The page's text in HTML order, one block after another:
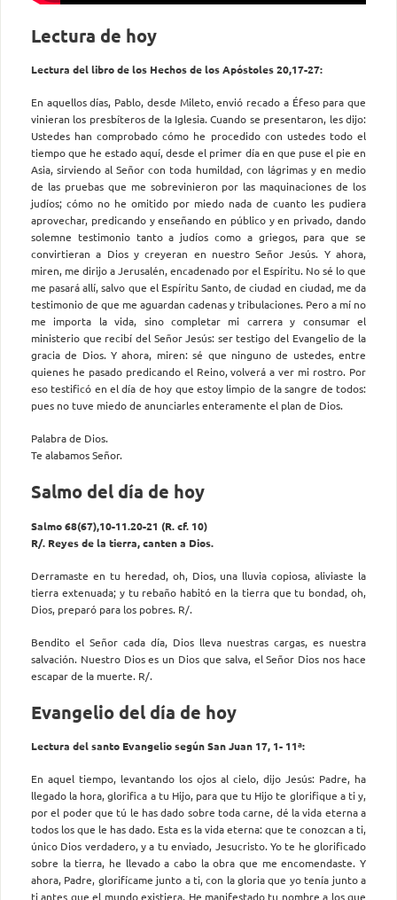
Lectura de hoy
Lectura del libro de los Hechos de los Apóstoles 20,17-27:
En aquellos días, Pablo, desde Mileto, envió recado a Éfeso para que
vinieran los presbíteros de la Iglesia. Cuando se presentaron, les dijo:
Ustedes han comprobado cómo he procedido con ustedes todo el
tiempo que he estado aquí, desde el primer día en que puse el pie en
Asia, sirviendo al Señor con toda humildad, con lágrimas y en medio
de las pruebas que me sobrevinieron por las maquinaciones de los
judíos; cómo no he omitido por miedo nada de cuanto les pudiera
aprovechar, predicando y enseñando en público y en privado, dando
solemne testimonio tanto a judíos como a griegos, para que se
convirtieran a Dios y creyeran en nuestro Señor Jesús. Y ahora,
miren, me dirijo a Jerusalén, encadenado por el Espíritu. No sé lo que
me pasará allí, salvo que el Espíritu Santo, de ciudad en ciudad, me da
testimonio de que me aguardan cadenas y tribulaciones. Pero a mí no
me importa la vida, sino completar mi carrera y consumar el
ministerio que recibí del Señor Jesús: ser testigo del Evangelio de la
gracia de Dios. Y ahora, miren: sé que ninguno de ustedes, entre
quienes he pasado predicando el Reino, volverá a ver mi rostro. Por
eso testificó en el día de hoy que estoy limpio de la sangre de todos:
pues no tuve miedo de anunciarles enteramente el plan de Dios.
Palabra de Dios.
Te alabamos Señor.
Salmo del día de hoy
Salmo 68(67),10-11.20-21 (R. cf. 10)
R/. Reyes de la tierra, canten a Dios.
Derramaste en tu heredad, oh, Dios, una lluvia copiosa, aliviaste la
tierra extenuada; y tu rebaño habitó en la tierra que tu bondad, oh,
Dios, preparó para los pobres. R/.
Bendito el Señor cada día, Dios lleva nuestras cargas, es nuestra
salvación. Nuestro Dios es un Dios que salva, el Señor Dios nos hace
escapar de la muerte. R/.
Evangelio del día de hoy
Lectura del santo Evangelio según San Juan 17, 1- 11ª:
En aquel tiempo, levantando los ojos al cielo, dijo Jesús: Padre, ha
llegado la hora, glorifica a tu Hijo, para que tu Hijo te glorifique a ti y,
por el poder que tú le has dado sobre toda carne, dé la vida eterna a
todos los que le has dado. Esta es la vida eterna: que te conozcan a ti,
único Dios verdadero, y a tu enviado, Jesucristo. Yo te he glorificado
sobre la tierra, he llevado a cabo la obra que me encomendaste. Y
ahora, Padre, glorifícame junto a ti, con la gloria que yo tenía junto a
ti antes que el mundo existiera. He manifestado tu nombre a los que